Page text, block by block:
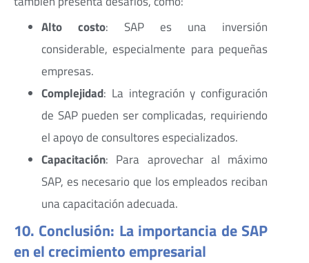
Alto costo: SAP es una inversión
considerable, especialmente para pequeñas
empresas.
Complejidad: La integración y configuración
de SAP pueden ser complicadas, requiriendo
el apoyo de consultores especializados.
Capacitación: Para aprovechar al máximo
SAP, es necesario que los empleados reciban
una capacitación adecuada.
10. Conclusión: La importancia de SAP
en el crecimiento empresarial